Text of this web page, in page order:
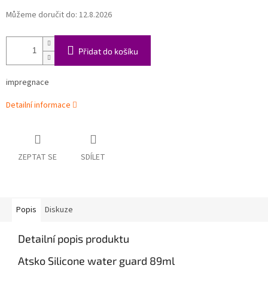
Můžeme doručit do: 12.8.2026
Přidat do košíku
impregnace
Detailní informace
ZEPTAT SE SDÍLET
Popis Diskuze
Detailní popis produktu
Atsko Silicone water guard 89ml